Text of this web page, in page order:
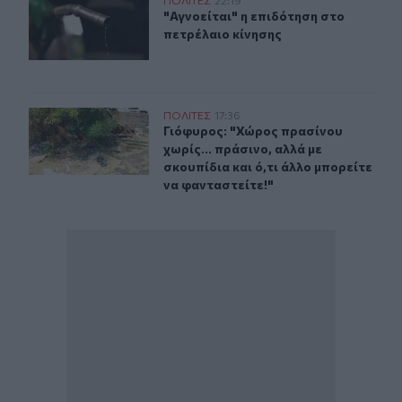
"Αγνοείται" η επιδότηση στο
"Αγνοείται" η επιδότηση στο
πετρέλαιο κίνησης
Γιόφυρος: "Χώρος πρασίνου χωρίς... πράσινο, αλλά με
ΠΟΛΙΤΕΣ 17:36
Γιόφυρος: "Χώρος πρασίνου
Γιόφυρος: "Χώρος πρασίνου
χωρίς... πράσινο, αλλά με
σκουπίδια και ό,τι άλλο μπορείτε
να φανταστείτε!"